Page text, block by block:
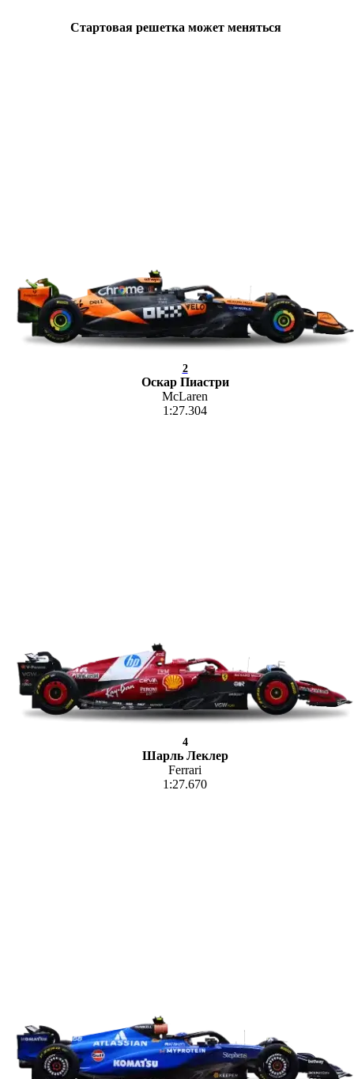
Стартовая решетка может меняться
2
Оскар Пиастри
McLaren
1:27.304
4
Шарль Леклер
Ferrari
1:27.670